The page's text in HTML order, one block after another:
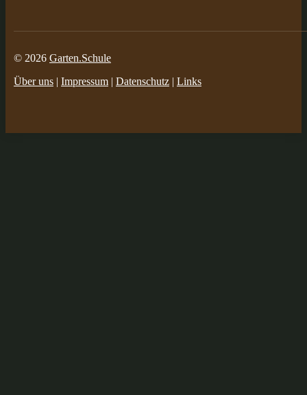
© 2026 Garten.Schule
Über uns | Impressum | Datenschutz | Links